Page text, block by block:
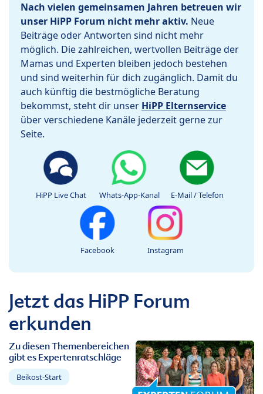
Nach vielen gemeinsamen Jahren betreuen wir
unser HiPP Forum nicht mehr aktiv. Neue
Beiträge oder Antworten sind nicht mehr
möglich. Die zahlreichen, wertvollen Beiträge der
Mamas und Experten bleiben jedoch bestehen
und sind weiterhin für dich zugänglich. Damit du
auch künftig die bestmögliche Beratung
bekommst, steht dir unser HiPP Elternservice
über verschiedene Kanäle jederzeit gerne zur
Seite.
HiPP Live Chat Whats-App-Kanal E-Mail / Telefon
Facebook Instagram
Jetzt das HiPP Forum
erkunden
Zu diesen Themenbereichen
gibt es Expertenratschläge
Beikost-Start